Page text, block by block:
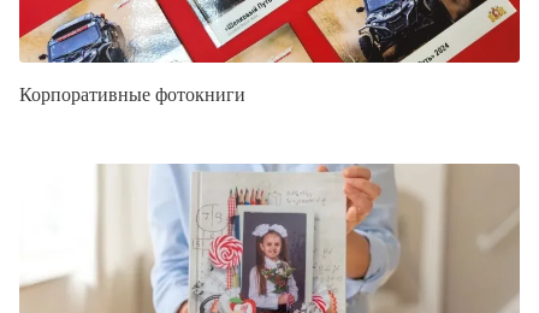
Корпоративные фотокниги